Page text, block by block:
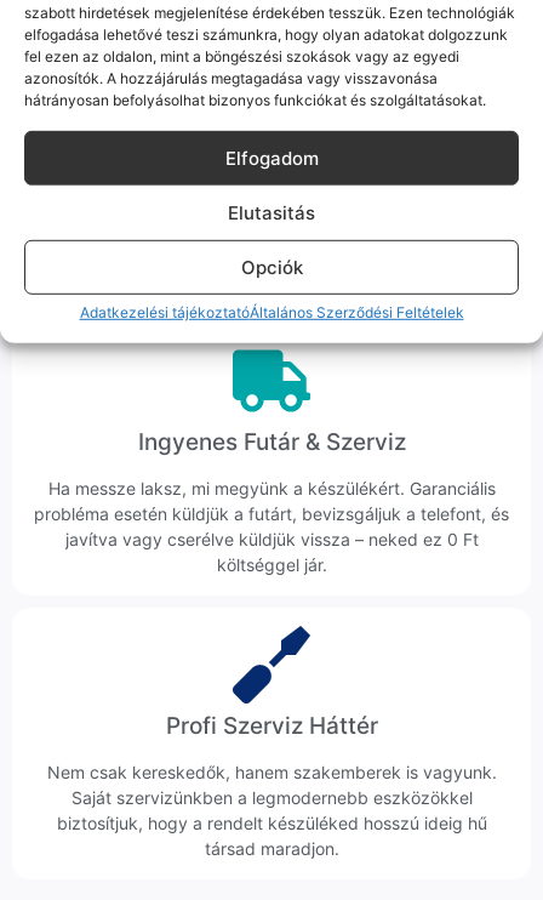
szabott hirdetések megjelenítése érdekében tesszük. Ezen technológiák
elfogadása lehetővé teszi számunkra, hogy olyan adatokat dolgozzunk
fel ezen az oldalon, mint a böngészési szokások vagy az egyedi
azonosítók. A hozzájárulás megtagadása vagy visszavonása
hátrányosan befolyásolhat bizonyos funkciókat és szolgáltatásokat.
Elfogadom
Elutasitás
Opciók
Adatkezelési tájékoztatóÁltalános Szerződési Feltételek
Korrekt Ügyintézés
Hibázni emberi dolog, de a felelősségvállalás nálunk alap.
hanem megoldást. Szakértő kollégáink azonnal kézbe
veszik az ügyedet.
Ingyenes Futár & Szerviz
Ha messze laksz, mi megyünk a készülékért. Garanciális
probléma esetén küldjük a futárt, bevizsgáljuk a telefont, és
javítva vagy cserélve küldjük vissza – neked ez 0 Ft
költséggel jár.
Profi Szerviz Háttér
Nem csak kereskedők, hanem szakemberek is vagyunk.
Saját szervizünkben a legmodernebb eszközökkel
biztosítjuk, hogy a rendelt készüléked hosszú ideig hű
társad maradjon.